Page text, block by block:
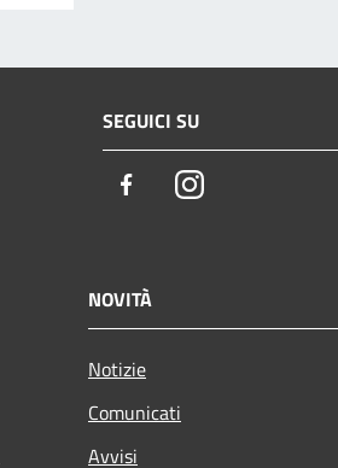
SEGUICI SU
FacebookInstagram
NOVITÀ
Notizie
Comunicati
Avvisi